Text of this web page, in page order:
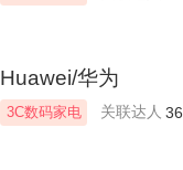
Huawei/华为
3C数码家电 关联达人 36